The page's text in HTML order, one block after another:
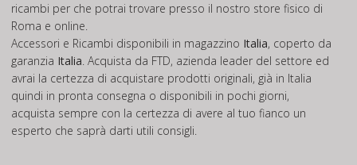
ricambi per che potrai trovare presso il nostro store fisico di
Roma e online.
Accessori e Ricambi disponibili in magazzino Italia, coperto da
garanzia Italia. Acquista da FTD, azienda leader del settore ed
avrai la certezza di acquistare prodotti originali, già in Italia
quindi in pronta consegna o disponibili in pochi giorni,
acquista sempre con la certezza di avere al tuo fianco un
esperto che saprà darti utili consigli.